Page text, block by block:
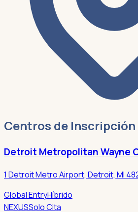
Centros de
Detroit Metropolitan Wayne
1 Detroit Metro Airport, Detroit, MI
Global EntryHíbrido
NEXUSSolo Cita